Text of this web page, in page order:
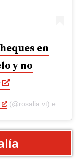
en
y no
(@rosalia.vt) el 8 Jul,